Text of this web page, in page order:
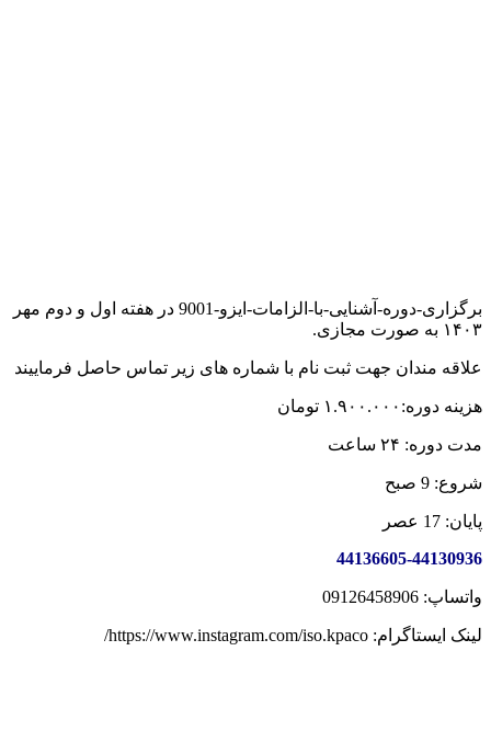
برگزاری-دوره-آشنایی-با-الزامات-ایزو-9001 در هفته اول و دوم مهر
۱۴۰۳ به صورت مجازی.
علاقه مندان جهت ثبت نام با شماره های زیر تماس حاصل فرماییند
هزینه دوره:۱.۹۰۰.۰۰۰ تومان
مدت دوره: ۲۴ ساعت
شروع: 9 صبح
پایان: 17 عصر
44136605-44130936
واتساپ: 09126458906
لینک ایستاگرام: https://www.instagram.com/iso.kpaco/